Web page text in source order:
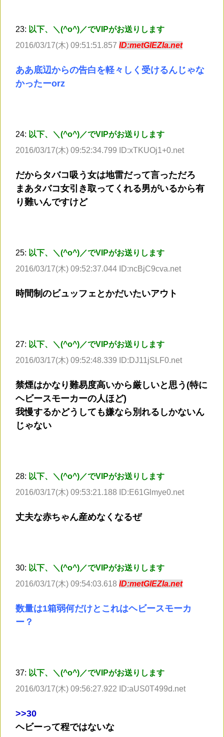
23: 以下、＼(^o^)／でVIPがお送りします
2016/03/17(木) 09:51:51.857 ID:metGlEZIa.net
ああ底辺からの告白を軽々しく受けるんじゃな
かったーorz
24: 以下、＼(^o^)／でVIPがお送りします
2016/03/17(木) 09:52:34.799 ID:xTKUOj1+0.net
だからタバコ吸う女は地雷だって言っただろ
まあタバコ女引き取ってくれる男がいるから有
り難いんですけど
25: 以下、＼(^o^)／でVIPがお送りします
2016/03/17(木) 09:52:37.044 ID:ncBjC9cva.net
時間制のビュッフェとかだいたいアウト
27: 以下、＼(^o^)／でVIPがお送りします
2016/03/17(木) 09:52:48.339 ID:DJ11jSLF0.net
禁煙はかなり難易度高いから厳しいと思う(特に
ヘビースモーカーの人ほど)
我慢するかどうしても嫌なら別れるしかないん
じゃない
28: 以下、＼(^o^)／でVIPがお送りします
2016/03/17(木) 09:53:21.188 ID:E61Glmye0.net
丈夫な赤ちゃん産めなくなるぜ
30: 以下、＼(^o^)／でVIPがお送りします
2016/03/17(木) 09:54:03.618 ID:metGlEZIa.net
数量は1箱弱何だけとこれはヘビースモーカ
ー？
37: 以下、＼(^o^)／でVIPがお送りします
2016/03/17(木) 09:56:27.922 ID:aUS0T499d.net
>>30
ヘビーって程ではないな